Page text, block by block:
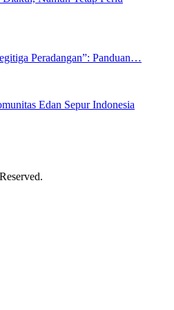
Peradangan”: Panduan…
Edan Sepur Indonesia